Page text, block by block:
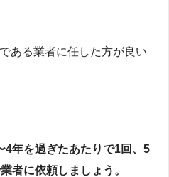
ある業者に任した方が良い
4年を過ぎたあたりで1回、5
者に依頼しましょう。